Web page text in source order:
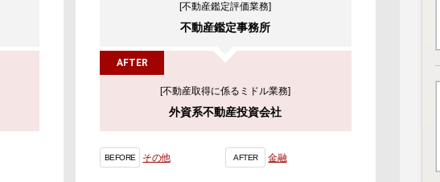
[不動産鑑定評価業務]
不動産鑑定事務所
AFTER
[不動産取得に係るミドル業務]
外資系不動産投資会社
BEFORE その他 AFTER 金融